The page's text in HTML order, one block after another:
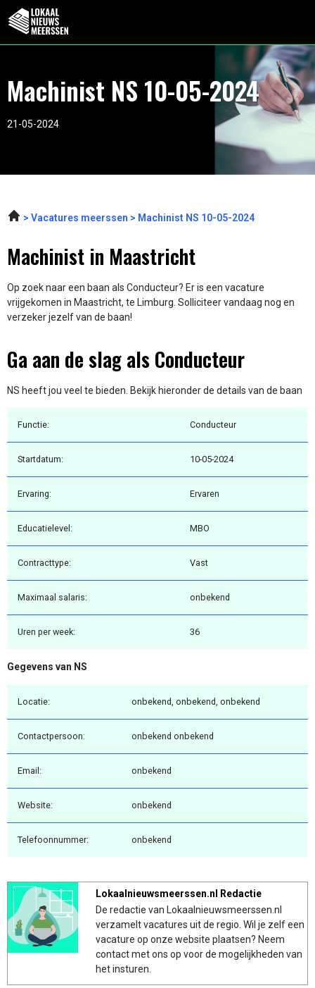
Machinist NS 10-05-2024
21-05-2024
Vacatures meerssen Machinist NS 10-05-2024
Machinist in Maastricht
Op zoek naar een baan als Conducteur? Er is een vacature
vrijgekomen in Maastricht, te Limburg. Solliciteer vandaag nog en
verzeker jezelf van de baan!
Ga aan de slag als Conducteur
NS heeft jou veel te bieden. Bekijk hieronder de details van de baan
Functie: Conducteur
Startdatum: 10-05-2024
Ervaring: Ervaren
Educatielevel: MBO
Contracttype: Vast
Maximaal salaris: onbekend
Uren per week: 36
Gegevens van NS
Locatie: onbekend, onbekend, onbekend
Contactpersoon: onbekend onbekend
Email: onbekend
Website: onbekend
Telefoonnummer: onbekend
Lokaalnieuwsmeerssen.nl Redactie
De redactie van Lokaalnieuwsmeerssen.nl
verzamelt vacatures uit de regio. Wil je zelf een
vacature op onze website plaatsen? Neem
contact met ons op voor de mogelijkheden van
het insturen.